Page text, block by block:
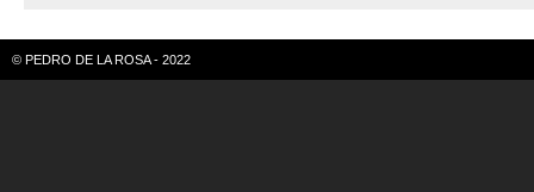
© PEDRO DE LA ROSA - 2022